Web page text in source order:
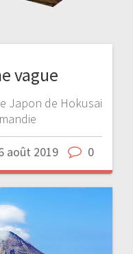
vague
Japon de Hokusai
août 2019 0